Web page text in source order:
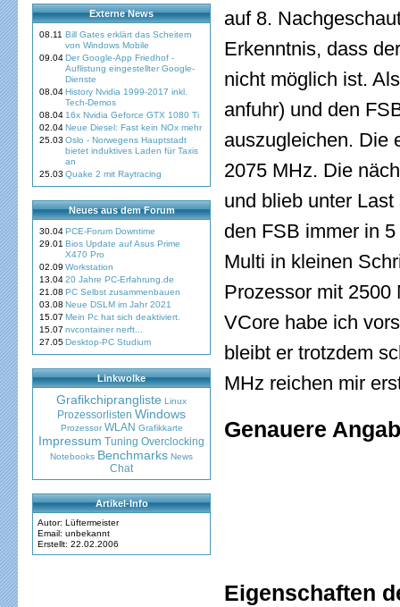
Externe News
08.11 Bill Gates erklärt das Scheitern
von Windows Mobile
09.04Der Google-App Friedhof -
Auflistung eingestellter Google-
Dienste
08.04History Nvidia 1999-2017 inkl.
Tech-Demos
08.04 16x Nvidia Geforce GTX 1080 Ti
02.04Neue Diesel: Fast kein NOx mehr
25.03 Oslo - Norwegens Hauptstadt
bietet induktives Laden für Taxis
an
25.03 Quake 2 mit Raytracing
Neues aus dem Forum
30.04PCE-Forum Downtime
29.01 Bios Update auf Asus Prime
X470 Pro
02.09 Workstation
13.0420 Jahre PC-Erfahrung.de
21.08 PC Selbst zusammenbauen
03.08 Neue DSLM im Jahr 2021
15.07 Mein Pc hat sich deaktiviert.
15.07 nvcontainer nerft...
27.05Desktop-PC Studium
Linkwolke
Grafikchiprangliste Linux
Prozessorlisten Windows
Prozessor WLAN Grafikkarte
Impressum Tuning Overclocking
Notebooks Benchmarks News
Chat
Artikel-Info
Autor: Lüftermeister
Email: unbekannt
Erstellt: 22.02.2006
auf 8.
Erkenntnis, dass
nicht möglich ist.
anfuhr) und den
auszugleichen. Die
2075 MHz. Die
und blieb unter
den FSB immer in
Multi in kleinen
Prozessor mit 2500
VCore habe ich
bleibt er trotzdem
MHz reichen mir
Genauere
Eigenschaften